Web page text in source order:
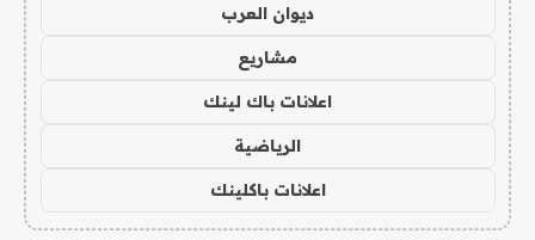
ديوان العرب
مشاريع
اعلانات باك لينك
الرياضية
اعلانات باكلينك